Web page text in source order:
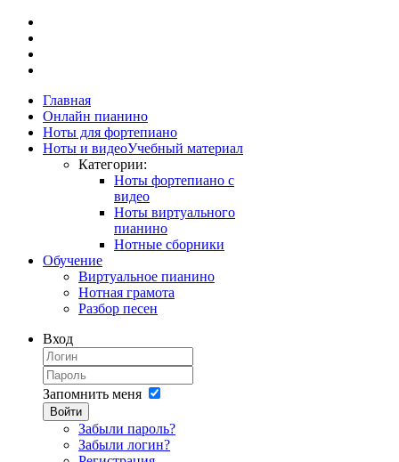
Главная
Онлайн пианино
Ноты для фортепиано
Ноты и видеоУчебный материал
Категории:
Ноты фортепиано с
видео
Ноты виртуального
пианино
Нотные сборники
Обучение
Виртуальное пианино
Нотная грамота
Разбор песен
Вход
Запомнить меня
Войти
Забыли пароль?
Забыли логин?